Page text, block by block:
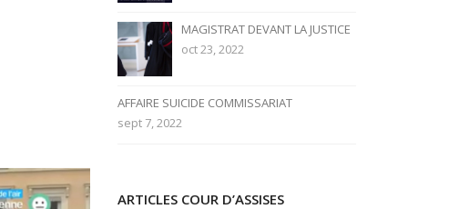
MAGISTRAT DEVANT LA JUSTICE
oct 23, 2022
AFFAIRE SUICIDE COMMISSARIAT
sept 7, 2022
ARTICLES COUR D’ASSISES